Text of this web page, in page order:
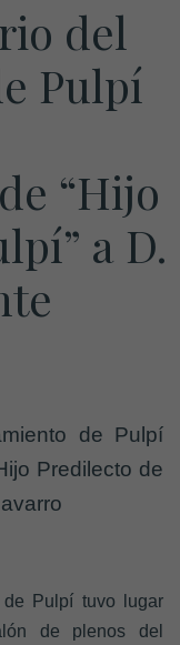
del
Pulpí
“Hijo
a D.
de Pulpí
Predilecto de
de Pulpí tuvo lugar
de plenos del